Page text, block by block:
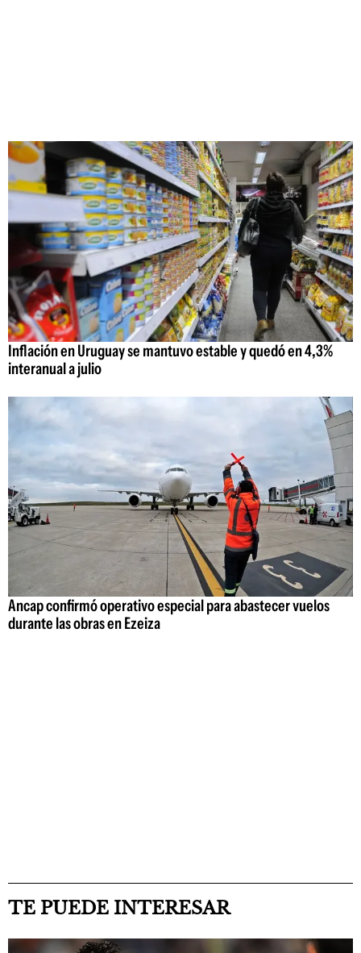
Inflación en Uruguay se mantuvo estable y quedó en 4,3%
interanual a julio
Ancap confirmó operativo especial para abastecer vuelos
durante las obras en Ezeiza
TE PUEDE INTERESAR